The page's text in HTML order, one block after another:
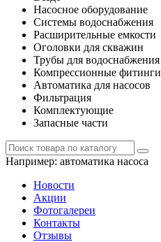
Насосное оборудование
Системы водоснабжения
Расширительные емкости
Оголовки для скважин
Трубы для водоснабжения
Компрессионные фитинги
Автоматика для насосов
Фильтрация
Комплектующие
Запасные части
Например: автоматика насоса
Новости
Акции
Фотогалереи
Контакты
Отзывы